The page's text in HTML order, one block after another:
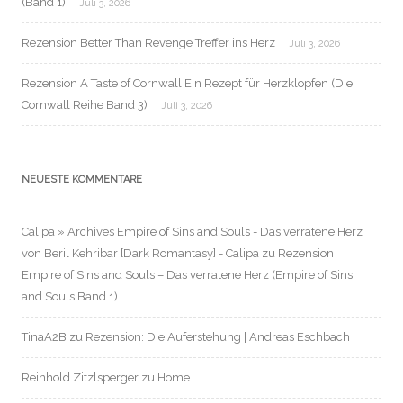
Juli 3, 2026
Rezension Better Than Revenge Treffer ins Herz Juli 3, 2026
Rezension A Taste of Cornwall Ein Rezept für Herzklopfen (Die
Cornwall Reihe Band 3)
Juli 3, 2026
NEUESTE KOMMENTARE
Calipa » Archives Empire of Sins and Souls - Das verratene Herz
von Beril Kehribar [Dark Romantasy] - Calipa zu Rezension
Empire of Sins and Souls – Das verratene Herz (Empire of Sins
and Souls Band 1)
TinaA2B zu Rezension: Die Auferstehung | Andreas Eschbach
Reinhold Zitzlsperger zu Home